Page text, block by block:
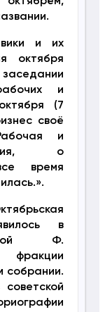
и их
октября
и
(7
своё
и
о
время
в
Ф.
фракции
собрании.